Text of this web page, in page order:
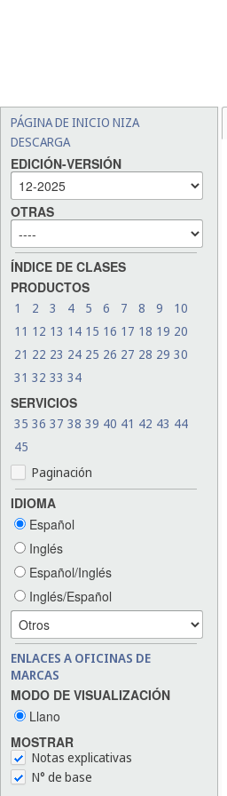
PÁGINA DE INICIO NIZA
DESCARGA
EDICIÓN-VERSIÓN
OTRAS
ÍNDICE DE CLASES
PRODUCTOS
1 2 3 4 5 6 7 8 9
10
11 12 13 14 15 16 17 18 19 20
21 22 23 24 25 26 27 28 29 30
31 32 33 34
SERVICIOS
35 36 37 38 39 40 41 42 43 44
45
Paginación
IDIOMA
Español
Inglés
Español/Inglés
Inglés/Español
ENLACES A OFICINAS DE
MARCAS
MODO DE VISUALIZACIÓN
Llano
MOSTRAR
Notas explicativas
N° de base